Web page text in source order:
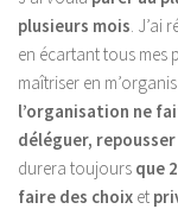
plusieurs mois. J’ai
en écartant tous mes
maîtriser en
l’organisation ne
déléguer, repousser
durera toujours que
faire des choix et